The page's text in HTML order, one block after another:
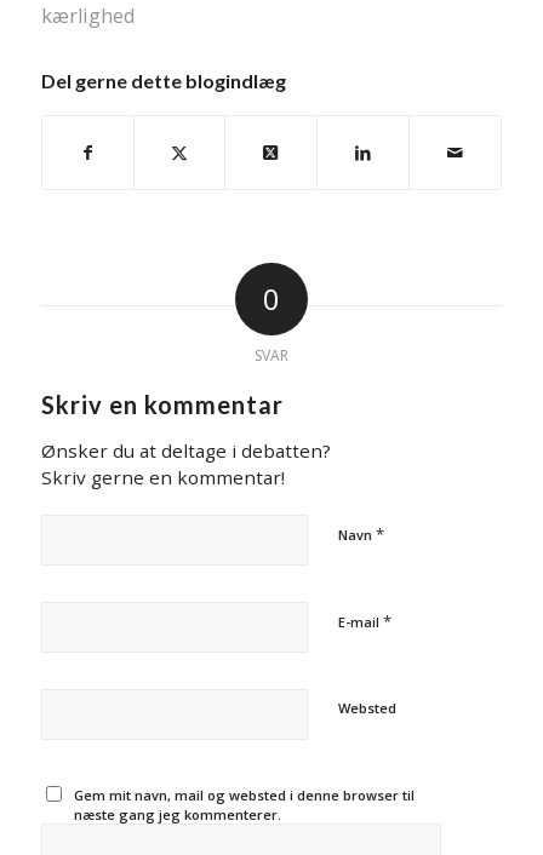
kærlighed
Del gerne dette blogindlæg
0
SVAR
Skriv en kommentar
Ønsker du at deltage i debatten?
Skriv gerne en kommentar!
Navn *
E-mail *
Websted
Gem mit navn, mail og websted i denne browser til
næste gang jeg kommenterer.